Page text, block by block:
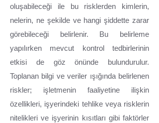
oluşabileceği ile bu risklerden kimlerin,
nelerin, ne şekilde ve hangi şiddette zarar
görebileceği belirlenir. Bu belirleme
yapılırken mevcut kontrol tedbirlerinin
etkisi de göz önünde bulundurulur.
Toplanan bilgi ve veriler ışığında belirlenen
riskler; işletmenin faaliyetine ilişkin
özellikleri, işyerindeki tehlike veya risklerin
nitelikleri ve işyerinin kısıtları gibi faktörler